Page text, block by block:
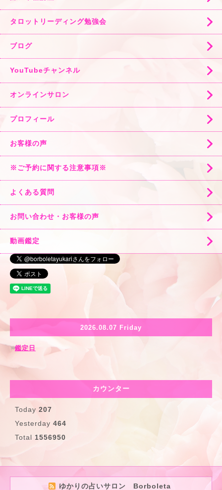
タロットリーディング勉強会
ブログ
YouTubeチャンネル
オンラインサロン
プロフィール
お客様の声
※ご予約に関する注意事項※
よくある質問
お問い合わせ・お客様の声
動画鑑定
2026.08.07 Friday
鑑定日
カウンター
Today 207
Yesterday 464
Total 1556950
ゆかりの占いサロン Borboleta